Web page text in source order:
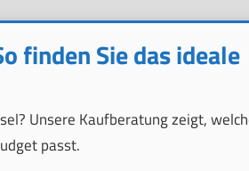
finden Sie das ideale
Unsere Kaufberatung zeigt,
passt.